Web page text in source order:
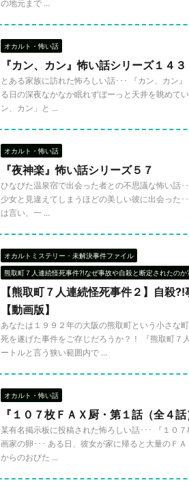
の地元まで ...
オカルト・怖い話
『カン、カン』怖い話シリーズ１４３
とある家族に訪れた怖ろしい話･･･ 『カン、カン
る日の深夜なかなか眠れずぼーっと天井を眺めて
ン、カン」と ...
オカルト・怖い話
『夜神楽』怖い話シリーズ５７
ひなびた温泉宿で出会った者との不思議な怖い話･
少女と見違えてしまうほどの美しい彼に出会った
は言い、一 ...
オカルトミステリー・未解決事件ファイル
熊取町７人連続怪死事件?!なぜ事故や自殺と断定されたの
【熊取町７人連続怪死事件２】自殺
【動画版】
あなたは１９９２年の大阪の熊取町という小さな
死を遂げた事件をご存じだろうか？！ 『熊取町７
ートルと言う狭い範囲内で ...
オカルト・怖い話
『１０７枚ＦＡＸ厨・第１話（全４
某有名掲示板に投稿された怖ろしい話･･･ 『１０
画家の卵･･･ ある日、彼女が家に帰ると大量のＦ
からのおびた ...